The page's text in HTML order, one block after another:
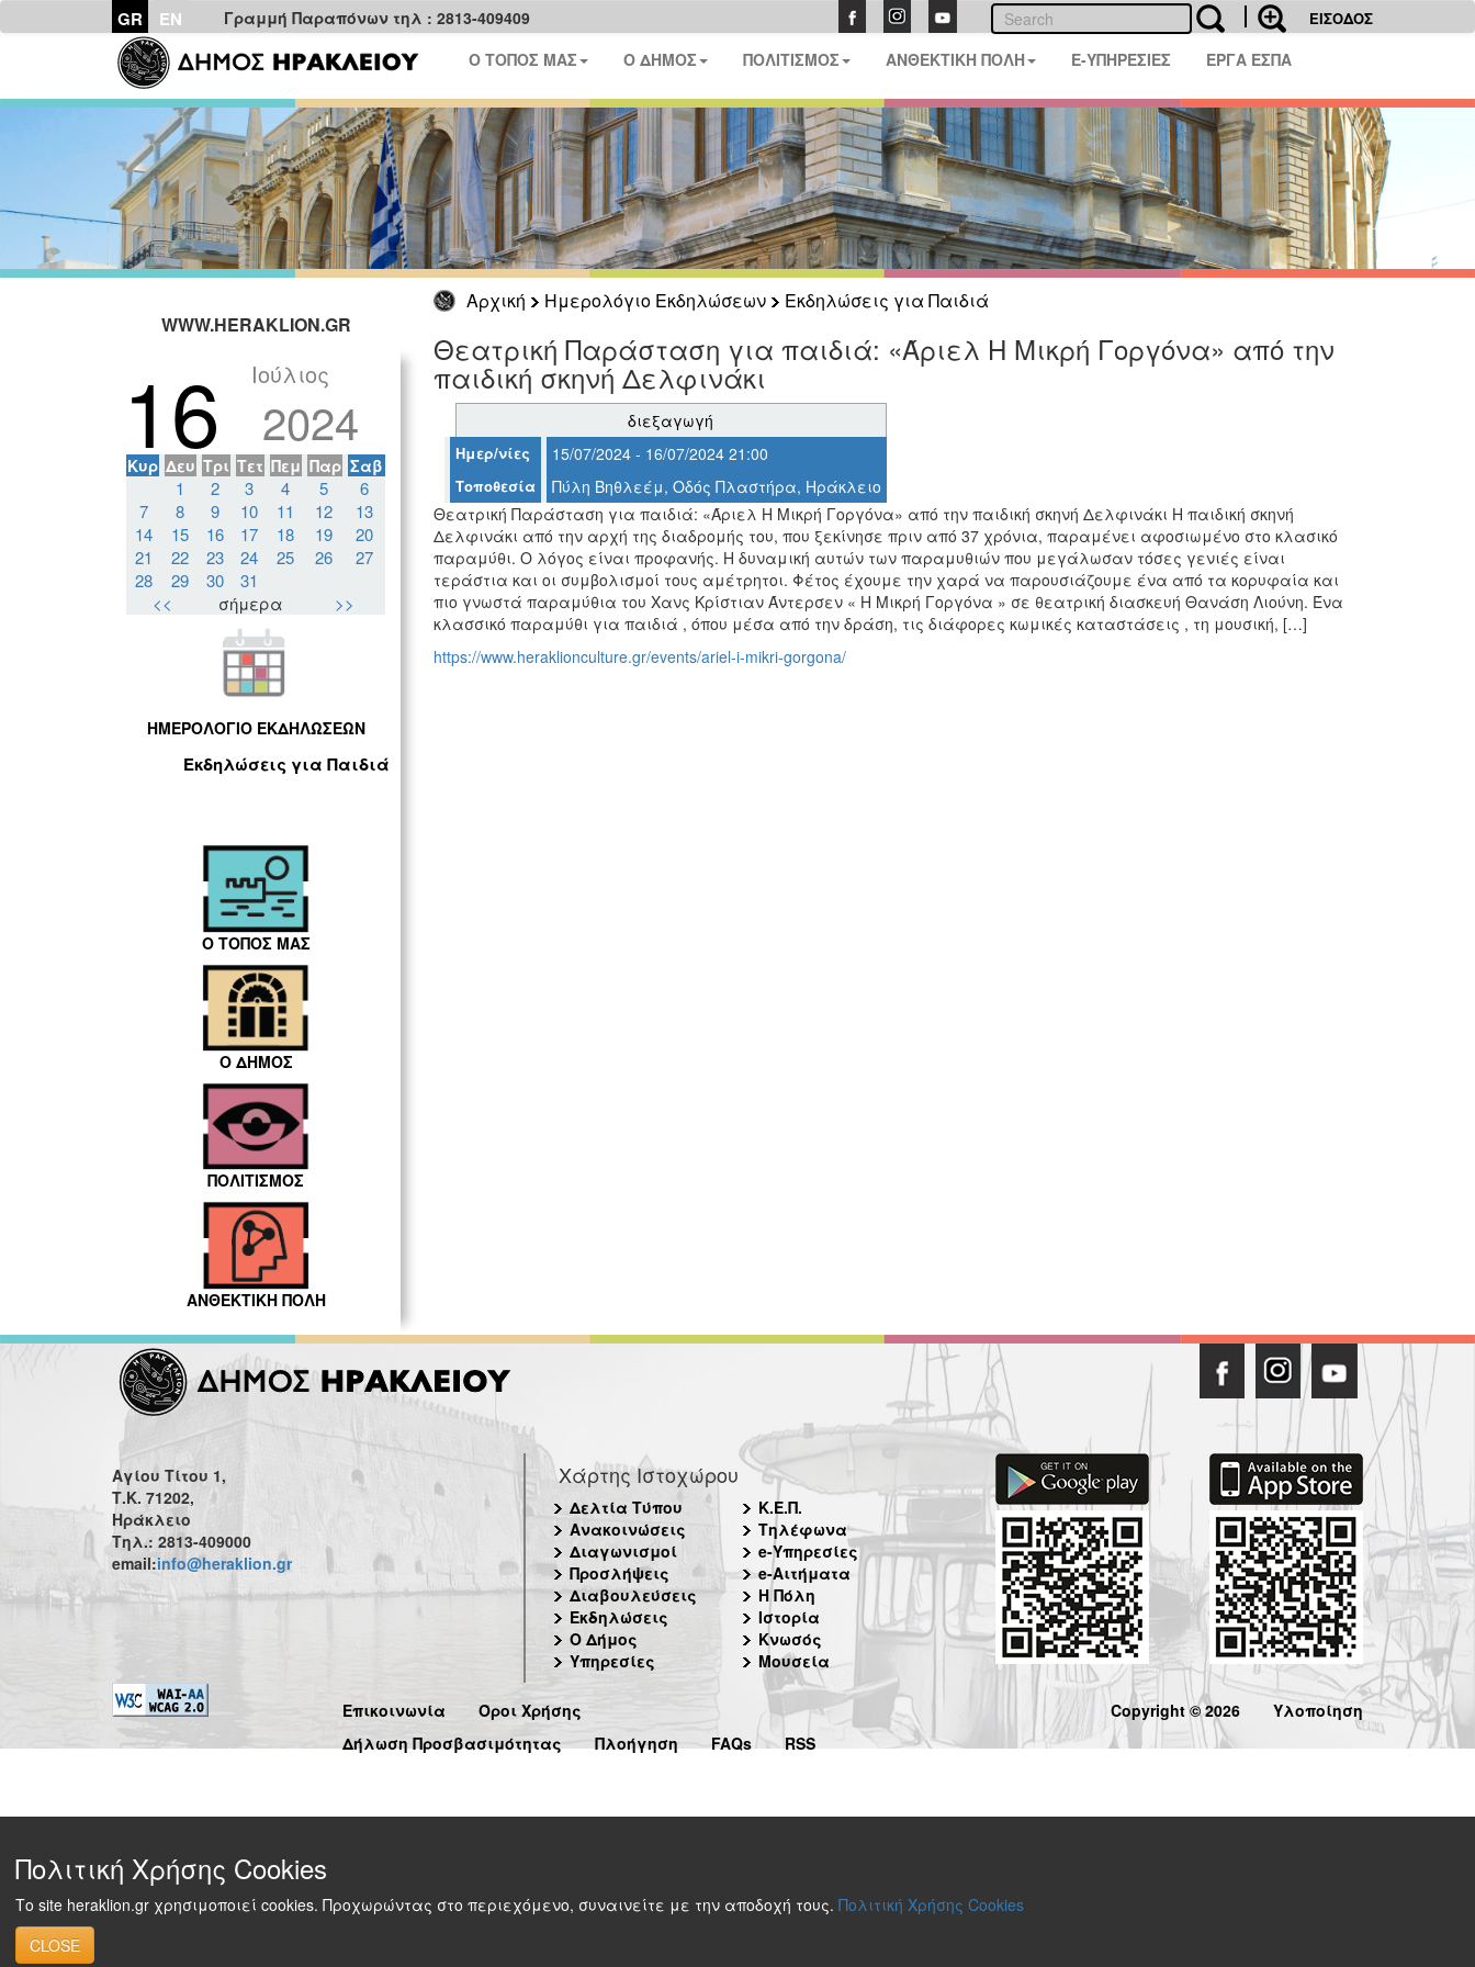
GR EN Γραμμή Παραπόνων τηλ : 2813-409409 ΕΙΣΟΔΟΣ
Ο ΤΟΠΟΣ ΜΑΣ Ο ΔΗΜΟΣ ΠΟΛΙΤΙΣΜΟΣ ΑΝΘΕΚΤΙΚΗ ΠΟΛΗ E-ΥΠΗΡΕΣΙΕΣ ΕΡΓΑ ΕΣΠΑ
Αρχική Ημερολόγιο Εκδηλώσεων
Εκδηλώσεις για Παιδιά
WWW.HERAKLION.GR
16 Ιούλιος
2024
Κυρ Δευ Τρι Τετ Πεμ Παρ Σαβ
1 2 3 4 5
6
7
8 9 10 11 12
13
14
15 16 17 18 19
20
21
22 23 24 25 26
27
28
29 30
31
<<
σήμερα >>
ΗΜΕΡΟΛΟΓΙΟ ΕΚΔΗΛΩΣΕΩΝ
Εκδηλώσεις για Παιδιά
Ο ΤΟΠΟΣ ΜΑΣ
Ο ΔΗΜΟΣ
ΠΟΛΙΤΙΣΜΟΣ
ΑΝΘΕΚΤΙΚΗ ΠΟΛΗ
Θεατρική Παράσταση για παιδιά: «Άριελ Η Μικρή Γοργόνα» από την
παιδική σκηνή Δελφινάκι
διεξαγωγή
Ημερ/νίες 15/07/2024 - 16/07/2024 21:00
Τοποθεσία
Πύλη Βηθλεέμ, Οδός Πλαστήρα, Ηράκλειο
Θεατρική Παράσταση για παιδιά: «Άριελ Η Μικρή Γοργόνα» από την παιδική σκηνή Δελφινάκι Η παιδική σκηνή
Δελφινάκι από την αρχή της διαδρομής του, που ξεκίνησε πριν από 37 χρόνια, παραμένει αφοσιωμένο στο κλασικό
παραμύθι. Ο λόγος είναι προφανής. Η δυναμική αυτών των παραμυθιών που μεγάλωσαν τόσες γενιές είναι
τεράστια και οι συμβολισμοί τους αμέτρητοι. Φέτος έχουμε την χαρά να παρουσιάζουμε ένα από τα κορυφαία και
πιο γνωστά παραμύθια του Χανς Κρίστιαν Άντερσεν « Η Μικρή Γοργόνα » σε θεατρική διασκευή Θανάση Λιούνη. Ένα
κλασσικό παραμύθι για παιδιά , όπου μέσα από την δράση, τις διάφορες κωμικές καταστάσεις , τη μουσική, […]
https://www.heraklionculture.gr/events/ariel-i-mikri-gorgona/
Αγίου Τίτου 1,
Τ.Κ. 71202,
Ηράκλειο
Τηλ.: 2813-409000
email:info@heraklion.gr
Χάρτης Ιστοχώρου
Δελτία Τύπου
Ανακοινώσεις
Διαγωνισμοί
Προσλήψεις
Διαβουλεύσεις
Εκδηλώσεις
Ο Δήμος
Υπηρεσίες
Κ.Ε.Π.
Τηλέφωνα
e-Υπηρεσίες
e-Αιτήματα
Η Πόλη
Ιστορία
Κνωσός
Μουσεία
Επικοινωνία
Όροι Χρήσης
Δήλωση Προσβασιμότητας
Πλοήγηση FAQs RSS
Copyright © 2026 Υλοποίηση
Πολιτική Χρήσης Cookies
Το site heraklion.gr χρησιμοποιεί cookies. Προχωρώντας στο περιεχόμενο, συναινείτε με την αποδοχή τους. Πολιτική Χρήσης Cookies
CLOSE